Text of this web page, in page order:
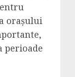
orașului
perioade